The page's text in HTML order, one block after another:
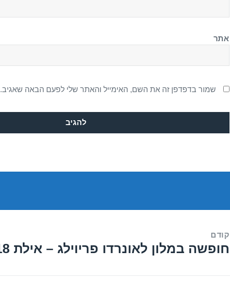
אתר
שמור בדפדפן זה את השם, האימייל והאתר שלי לפעם הבאה שאגיב.
קודם
הפוסט
חופשה במלון לאונרדו פריוילג – אילת 04/01/2018